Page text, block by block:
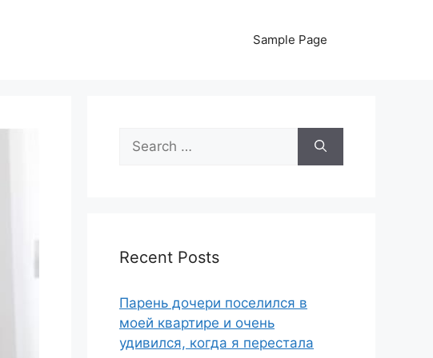
Sample Page
Search
for:
Recent Posts
Парень дочери поселился в
моей квартире и очень
удивился, когда я перестала